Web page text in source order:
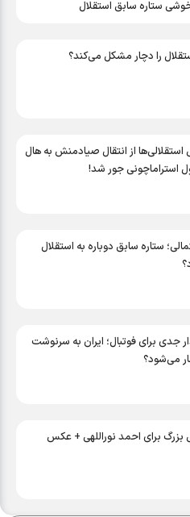
ستاره سابق استقلال
را دچار مشکل می‌کند؟
از انتقال صیادمنش به هال
استراماچونی جور شد!
ستاره سابق دوباره به استقلال
برای فوتبال؛ ایران به سرنوشت
می‌شود؟
برای احمد نوراللهی + عکس